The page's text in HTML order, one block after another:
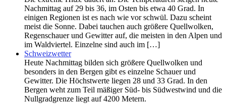
Nachmittag auf 29 bis 36, im Osten bis etwa 40 Grad. In
einigen Regionen ist es nach wie vor schwül. Dazu scheint
meist die Sonne. Dabei tauchen auch größere Quellwolken,
Regenschauer und Gewitter auf, die meisten in den Alpen und
im Waldviertel. Einzelne sind auch im […]
Schweizwetter
Heute Nachmittag bilden sich größere Quellwolken und
besonders in den Bergen gibt es einzelne Schauer und
Gewitter. Die Höchstwerte liegen 28 und 33 Grad. In den
Bergen weht zum Teil mäßiger Süd- bis Südwestwind und die
Nullgradgrenze liegt auf 4200 Metern.